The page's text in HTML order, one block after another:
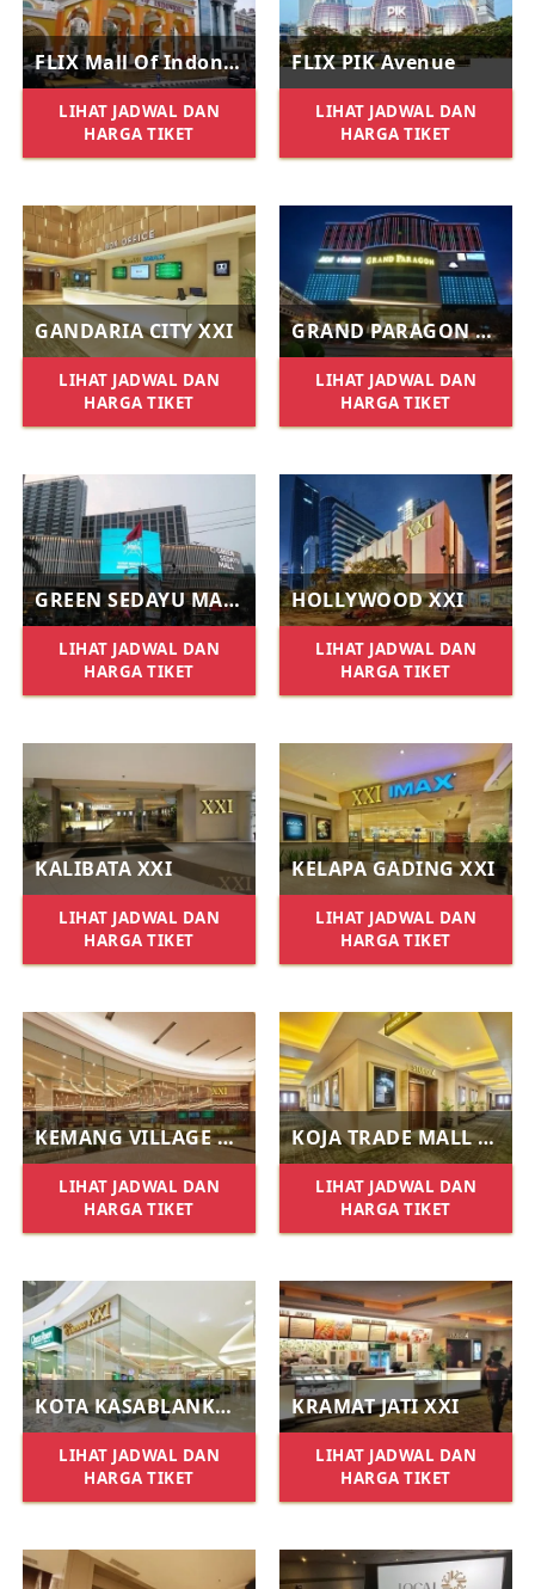
FLIX Mall Of Indonesia
LIHAT JADWAL DAN
HARGA TIKET
FLIX PIK Avenue
LIHAT JADWAL DAN
HARGA TIKET
GANDARIA CITY XXI
LIHAT JADWAL DAN
HARGA TIKET
GRAND PARAGON XXI
LIHAT JADWAL DAN
HARGA TIKET
GREEN SEDAYU MALL XXI
LIHAT JADWAL DAN
HARGA TIKET
HOLLYWOOD XXI
LIHAT JADWAL DAN
HARGA TIKET
KALIBATA XXI
LIHAT JADWAL DAN
HARGA TIKET
KELAPA GADING XXI
LIHAT JADWAL DAN
HARGA TIKET
KEMANG VILLAGE XXI
LIHAT JADWAL DAN
HARGA TIKET
KOJA TRADE MALL XXI
LIHAT JADWAL DAN
HARGA TIKET
KOTA KASABLANKA XXI
LIHAT JADWAL DAN
HARGA TIKET
KRAMAT JATI XXI
LIHAT JADWAL DAN
HARGA TIKET